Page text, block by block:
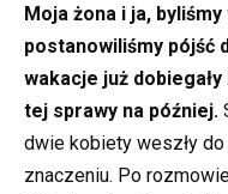
Moja żona i ja,
postanowiliśmy pójść
wakacje już dobiegały
tej sprawy na później.
dwie kobiety weszły
znaczeniu. Po